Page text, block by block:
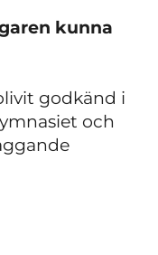
kunna
godkänd i
och